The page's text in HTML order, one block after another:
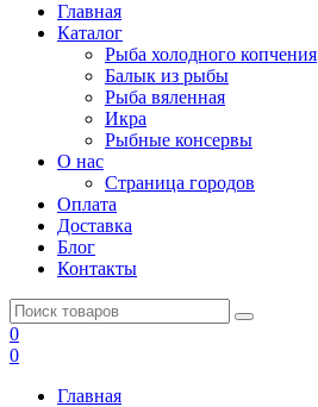
Главная
Каталог
Рыба холодного копчения
Балык из рыбы
Рыба вяленная
Икра
Рыбные консервы
О нас
Страница городов
Оплата
Доставка
Блог
Контакты
0
0
Главная